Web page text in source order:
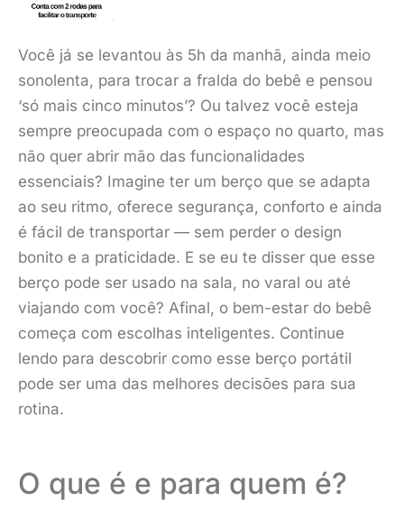
Você já se levantou às 5h da manhã, ainda meio
sonolenta, para trocar a fralda do bebê e pensou
‘só mais cinco minutos’? Ou talvez você esteja
sempre preocupada com o espaço no quarto, mas
não quer abrir mão das funcionalidades
essenciais? Imagine ter um berço que se adapta
ao seu ritmo, oferece segurança, conforto e ainda
é fácil de transportar — sem perder o design
bonito e a praticidade. E se eu te disser que esse
berço pode ser usado na sala, no varal ou até
viajando com você? Afinal, o bem-estar do bebê
começa com escolhas inteligentes. Continue
lendo para descobrir como esse berço portátil
pode ser uma das melhores decisões para sua
rotina.
O que é e para quem é?